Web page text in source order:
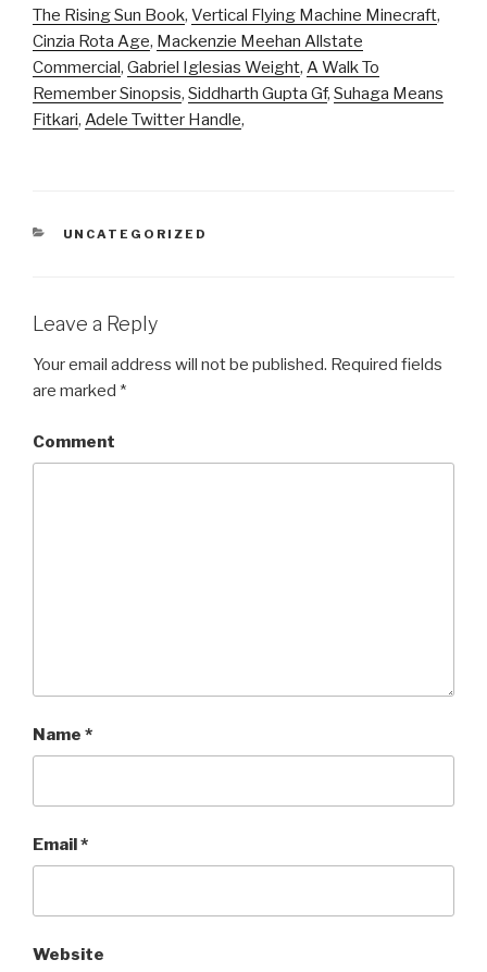
The Rising Sun Book, Vertical Flying Machine Minecraft,
Cinzia Rota Age, Mackenzie Meehan Allstate
Commercial, Gabriel Iglesias Weight, A Walk To
Remember Sinopsis, Siddharth Gupta Gf, Suhaga Means
Fitkari, Adele Twitter Handle,
CATEGORIES
UNCATEGORIZED
Leave a Reply
Your email address will not be published. Required fields
are marked *
Comment
Name *
Email*
Website